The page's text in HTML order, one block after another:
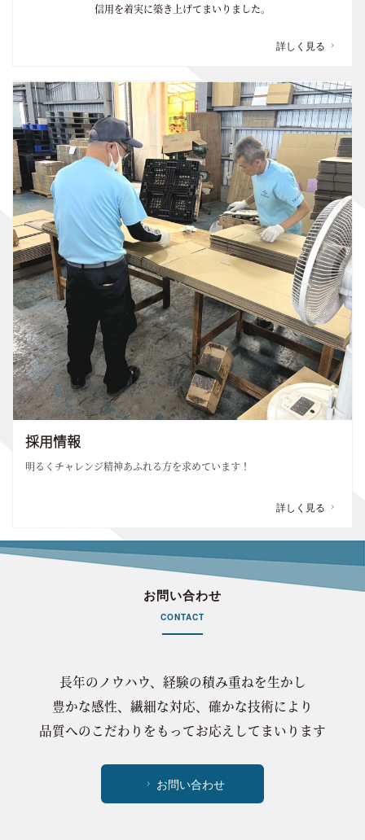
信用を着実に築き上げてまいりました。
詳しく見る
採用情報
明るくチャレンジ精神あふれる方を求めています！
詳しく見る
お問い合わせ
CONTACT
長年のノウハウ、経験の積み重ねを生かし
豊かな感性、繊細な対応、確かな技術により
品質へのこだわりをもってお応えしてまいります
お問い合わせ